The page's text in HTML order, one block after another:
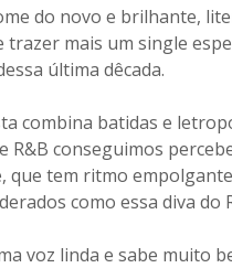
do novo e brilhante,
mais um single
última dêcada.
combina batidas e
R&B conseguimos
que tem ritmo
como essa diva do
voz linda e sabe muito